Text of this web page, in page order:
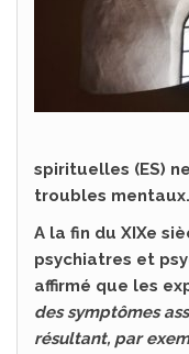
spirituelles (ES)
troubles mentaux.
A la fin du XIXe
psychiatres et
affirmé que les
des symptômes
résultant, par